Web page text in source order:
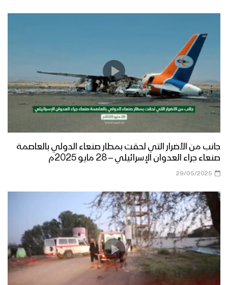
جانب من الأضرار التي لحقت بمطار صنعاء الدولي بالعاصمة
صنعاء جراء العدوان الإسرائيلي – 28 مايو 2025م
29/05/2025